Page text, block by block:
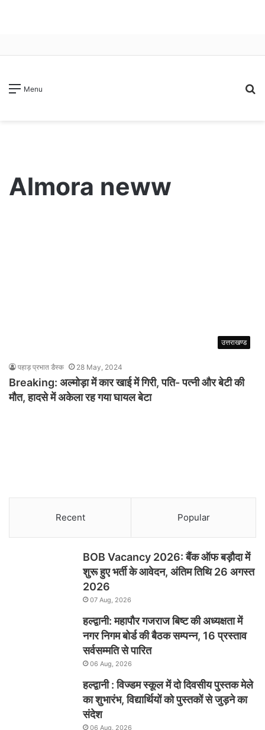
Menu
Almora neww
उत्तराखण्ड
पहाड़ प्रभात डैस्क 28 May, 2024
Breaking: अल्मोड़ा में कार खाई में गिरी, पति- पत्नी और बेटी की
मौत, हादसे में अकेला रह गया घायल बेटा
Recent Popular
BOB Vacancy 2026: बैंक ऑफ बड़ौदा में
शुरू हुए भर्ती के आवेदन, अंतिम तिथि 26 अगस्त
2026
07 Aug, 2026
हल्द्वानी: महापौर गजराज बिष्ट की अध्यक्षता में
नगर निगम बोर्ड की बैठक सम्पन्न, 16 प्रस्ताव
सर्वसम्मति से पारित
06 Aug, 2026
हल्द्वानी : विज्डम स्कूल में दो दिवसीय पुस्तक मेले
का शुभारंभ, विद्यार्थियों को पुस्तकों से जुड़ने का
संदेश
06 Aug, 2026